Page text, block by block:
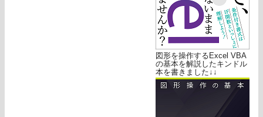
図形を操作するExcel VBA
の基本を解説したキンドル
本を書きました↓↓